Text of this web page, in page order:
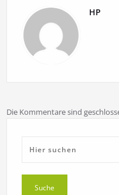
HP
Die Kommentare sind